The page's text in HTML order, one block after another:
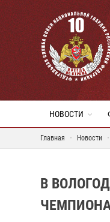
НОВОСТИ
Главная Новости
В